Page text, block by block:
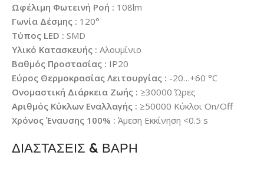
Ωφέλιμη Φωτεινή Ροή : 108lm
Γωνία Δέσμης : 120°
Τύπος LED : SMD
Υλικό Κατασκευής : Αλουμίνιο
Βαθμός Προστασίας : IP20
Εύρος Θερμοκρασίας Λειτουργίας : -20…+60 °C
Ονομαστική Διάρκεια Ζωής : ≥30000 Ώρες
Αριθμός Κύκλων Εναλλαγής : ≥50000 Κύκλοι On/Off
Χρόνος Έναυσης 100% : Άμεση Εκκίνηση <0.5 s
ΔΙΑΣΤΑΣΕΙΣ & ΒΑΡΗ